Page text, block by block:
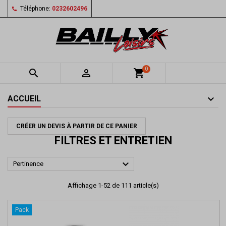
Téléphone: 0232602496
  shopping_cart0
ACCUEIL
CRÉER UN DEVIS À PARTIR DE CE PANIER
FILTRES ET ENTRETIEN
Pertinence 
Affichage 1-52 de 111 article(s)
Pack